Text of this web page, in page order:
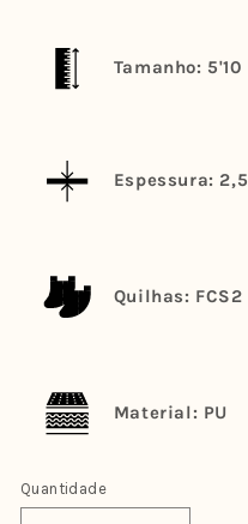
Tamanho: 5'10
Espessura: 2,5
Quilhas: FCS2
Material: PU
Quantidade